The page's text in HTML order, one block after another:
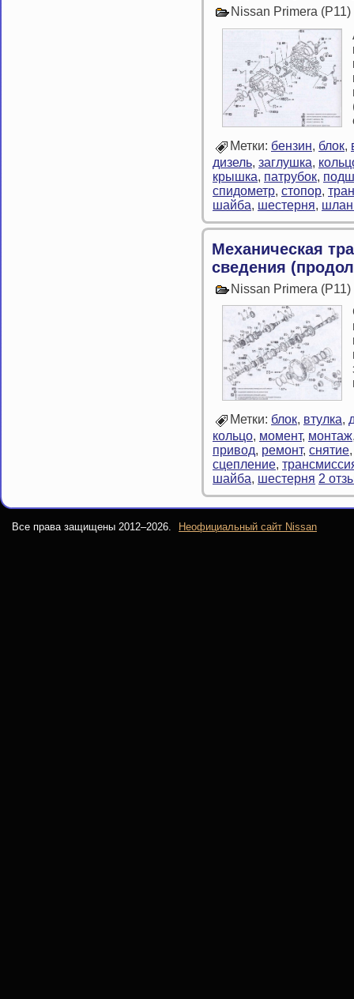
Nissan Primera
Метки: бензин, блок,
дизель, заглушка,
крышка, патрубок,
спидометр, стопор,
шайба, шестерня,
Механическая
сведения
Nissan Primera
Метки: блок, втулка,
кольцо, момент, монтаж
привод, ремонт, снятие
сцепление,
шайба, шестерня 2
Все права защищены 2012–2026. Неофициальный сайт Nissan